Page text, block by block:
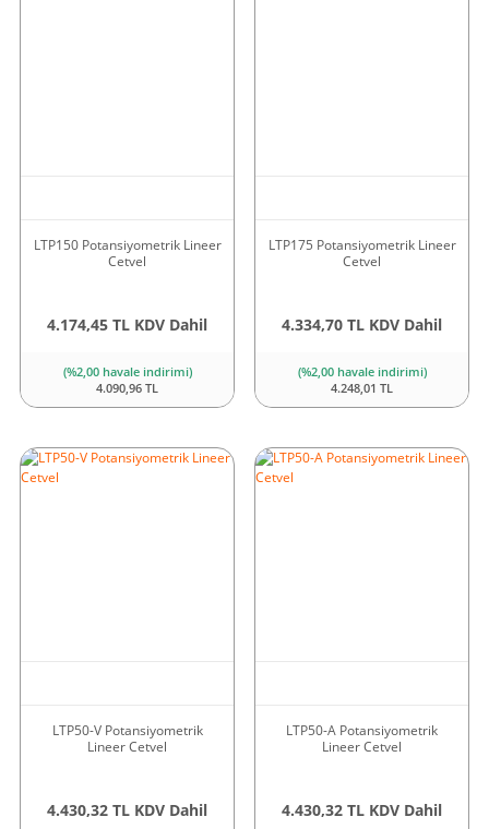
LTP150 Potansiyometrik Lineer
Cetvel
4.174,45 TL KDV Dahil
(%2,00 havale indirimi)
4.090,96 TL
LTP175 Potansiyometrik Lineer
Cetvel
4.334,70 TL KDV Dahil
(%2,00 havale indirimi)
4.248,01 TL
LTP50-V Potansiyometrik
Lineer Cetvel
4.430,32 TL KDV Dahil
LTP50-A Potansiyometrik
Lineer Cetvel
4.430,32 TL KDV Dahil